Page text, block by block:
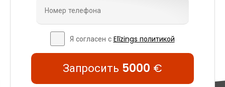
Я согласен с Elīzings политикой
Запросить 5000 €